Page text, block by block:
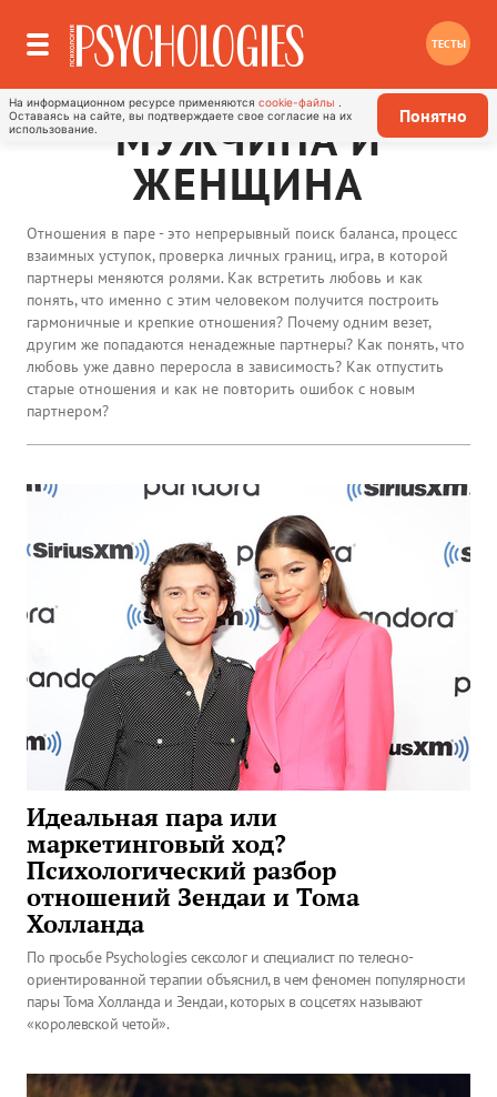
ТЕСТЫ
На информационном ресурсе применяются cookie-файлы
Оставаясь на сайте, вы подтверждаете свое согласие на их
использование.
Понятно
МУЖЧИНА И
ЖЕНЩИНА
Отношения в паре - это непрерывный поиск баланса, процесс
взаимных уступок, проверка личных границ, игра, в которой
партнеры меняются ролями. Как встретить любовь и как
понять, что именно с этим человеком получится построить
гармоничные и крепкие отношения? Почему одним везет,
другим же попадаются ненадежные партнеры? Как понять, что
любовь уже давно переросла в зависимость? Как отпустить
старые отношения и как не повторить ошибок с новым
партнером?
Идеальная пара или
маркетинговый ход?
Психологический разбор
отношений Зендаи и Тома
Холланда
По просьбе Psychologies сексолог и специалист по телесно-
ориентированной терапии объяснил, в чем феномен популярности
пары Тома Холланда и Зендаи, которых в соцсетях называют
«королевской четой».